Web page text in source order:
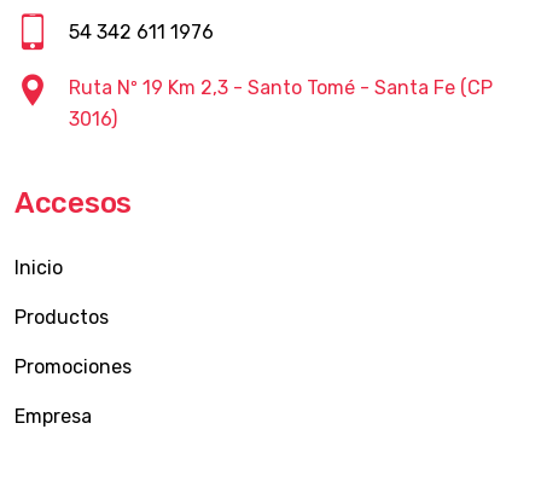
54 342 611 1976
Ruta Nº 19 Km 2,3 - Santo Tomé - Santa Fe (CP
3016)
Accesos
Inicio
Productos
Promociones
Empresa